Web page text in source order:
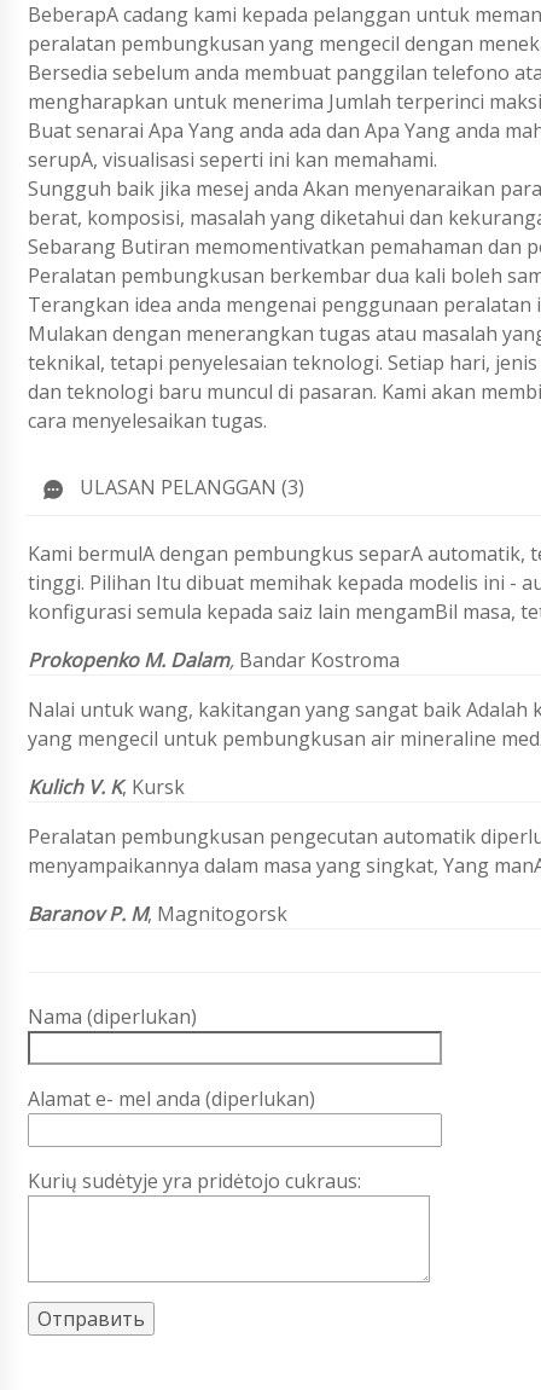
BeberapA cadang kami kepada pelanggan untuk
peralatan pembungkusan yang mengecil dengan
Bersedia sebelum anda membuat panggilan telefono
mengharapkan untuk menerima Jumlah terperinci
Buat senarai Apa Yang anda ada dan Apa Yang anda
serupA, visualisasi seperti ini kan memahami.
Sungguh baik jika mesej anda Akan menyenaraikan
berat, komposisi, masalah yang diketahui dan
Sebarang Butiran memomentivatkan pemahaman dan
Peralatan pembungkusan berkembar dua kali boleh
Terangkan idea anda mengenai penggunaan peralatan
Mulakan dengan menerangkan tugas atau masalah
teknikal, tetapi penyelesaian teknologi. Setiap hari,
dan teknologi baru muncul di pasaran. Kami akan
cara menyelesaikan tugas.
ULASAN PELANGGAN (3)
Kami bermulA dengan pembungkus separA
tinggi. Pilihan Itu dibuat memihak kepada modelis ini -
konfigurasi semula kepada saiz lain mengamBil masa,
Prokopenko M. Dalam, Bandar Kostroma
Nalai untuk wang, kakitangan yang sangat baik
yang mengecil untuk pembungkusan air mineraline
Kulich V. K, Kursk
Peralatan pembungkusan pengecutan automatik
menyampaikannya dalam masa yang singkat, Yang
Baranov P. M, Magnitogorsk
Nama (diperlukan)
Alamat e- mel anda (diperlukan)
Kurių sudėtyje yra pridėtojo cukraus: